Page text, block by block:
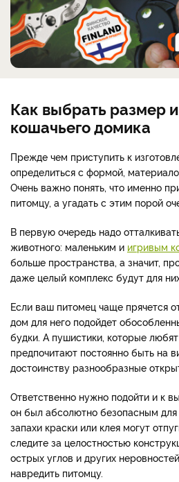
Как выбрать размер
кошачьего домика
Прежде чем приступить к
определиться с формой,
Очень важно понять, что именно
питомцу, а угадать с этим порой
В первую очередь надо
животного: маленьким и игривым
больше пространства, а значит,
даже целый комплекс будут для
Если ваш питомец чаще прячется
дом для него подойдет
будки. А пушистики, которые
предпочитают постоянно быть на
достоинству разнообразные
Ответственно нужно подойти и к
он был абсолютно безопасным
запахи краски или клея могут
следите за целостностью
острых углов и других
навредить питомцу.